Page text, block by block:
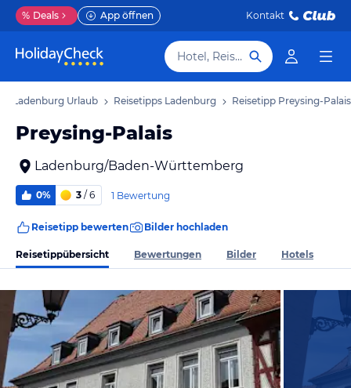
% Deals App öffnen Kontakt
Hotel, Reiseziel
Ladenburg Urlaub Reisetipps Ladenburg Reisetipp Preysing-Palais
Preysing-Palais
Ladenburg/Baden-Württemberg
0% 3 / 6 1 Bewertung
Reisetipp bewerten Bilder hochladen
Reisetippübersicht Bewertungen Bilder Hotels